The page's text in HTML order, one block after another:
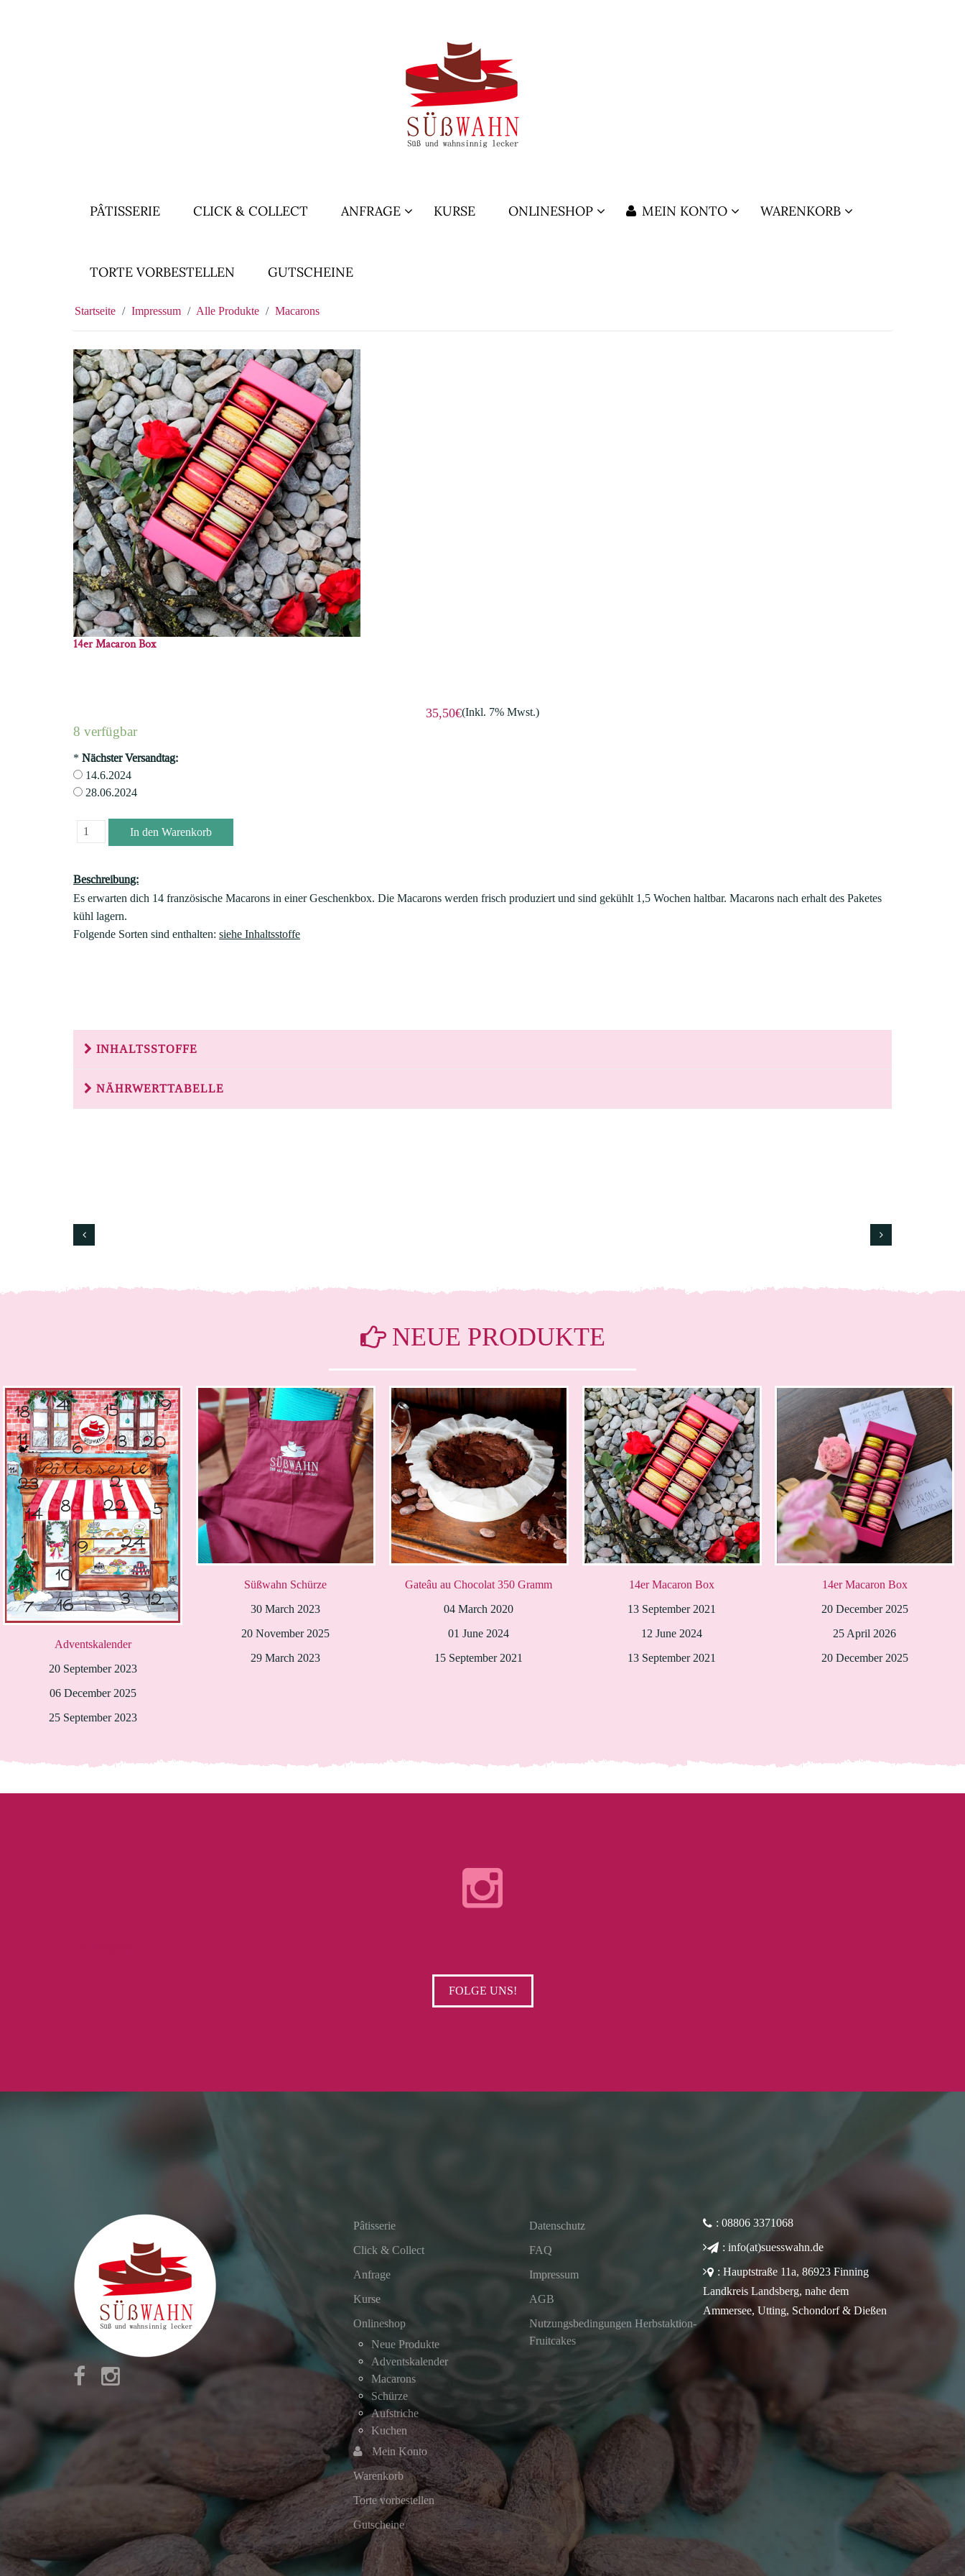
PÂTISSERIE CLICK & COLLECT ANFRAGE KURSE ONLINESHOP MEIN KONTO WARENKORB
TORTE VORBESTELLEN GUTSCHEINE
Startseite Impressum Alle Produkte Macarons
14er Macaron Box
35,50€(Inkl. 7% Mwst.)
8 verfügbar
* Nächster Versandtag:
14.6.2024
28.06.2024
Beschreibung:
Es erwarten dich 14 französische Macarons in einer Geschenkbox. Die Macarons werden frisch produziert und sind gekühlt 1,5 Wochen haltbar. Macarons nach erhalt des Paketes
kühl lagern.
Folgende Sorten sind enthalten: siehe Inhaltsstoffe
INHALTSSTOFFE
NÄHRWERTTABELLE
NEUE PRODUKTE
Adventskalender
20 September 2023
06 December 2025
25 September 2023
Süßwahn Schürze
30 March 2023
20 November 2025
29 March 2023
Gateâu au Chocolat 350 Gramm
04 March 2020
01 June 2024
15 September 2021
14er Macaron Box
13 September 2021
12 June 2024
13 September 2021
14er Macaron Box
20 December 2025
25 April 2026
20 December 2025
FOLGE UNS!
Pâtisserie
Click & Collect
Anfrage
Kurse
Onlineshop
Neue Produkte
Adventskalender
Macarons
Schürze
Aufstriche
Kuchen
Mein Konto
Warenkorb
Torte vorbestellen
Gutscheine
Datenschutz
FAQ
Impressum
AGB
Nutzungsbedingungen Herbstaktion-
Fruitcakes
: 08806 3371068
: info(at)suesswahn.de
: Hauptstraße 11a, 86923 Finning
Landkreis Landsberg, nahe dem
Ammersee, Utting, Schondorf & Dießen